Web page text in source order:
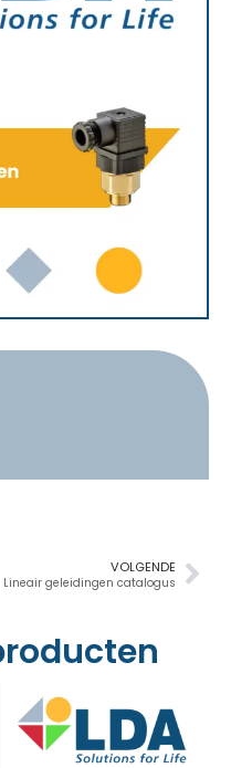
VOLGENDE
Lineair geleidingen catalogus